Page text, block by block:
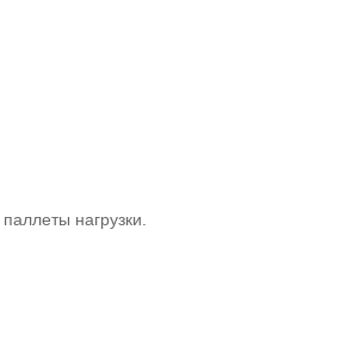
нагрузки.